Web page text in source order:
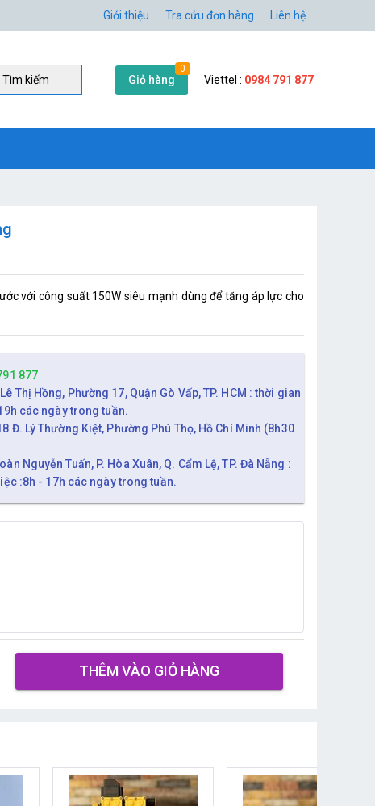
Giới thiệu Tra cứu đơn hàng Liên hệ
Tìm kiếm Giỏ hàng
0
Viettel : 0984 791 877
với công suất 150W siêu mạnh dùng để tăng áp lực cho
877
Thị Hồng, Phường 17, Quận Gò Vấp, TP. HCM : thời gian
các ngày trong tuần.
Đ. Lý Thường Kiệt, Phường Phú Thọ, Hồ Chí Minh (8h30
Nguyễn Tuấn, P. Hòa Xuân, Q. Cẩm Lệ, TP. Đà Nẵng :
:8h - 17h các ngày trong tuần.
THÊM VÀO GIỎ HÀNG